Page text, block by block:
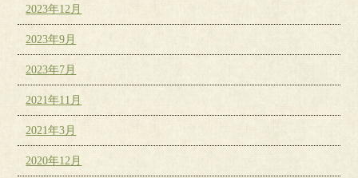
2023年12月
2023年9月
2023年7月
2021年11月
2021年3月
2020年12月